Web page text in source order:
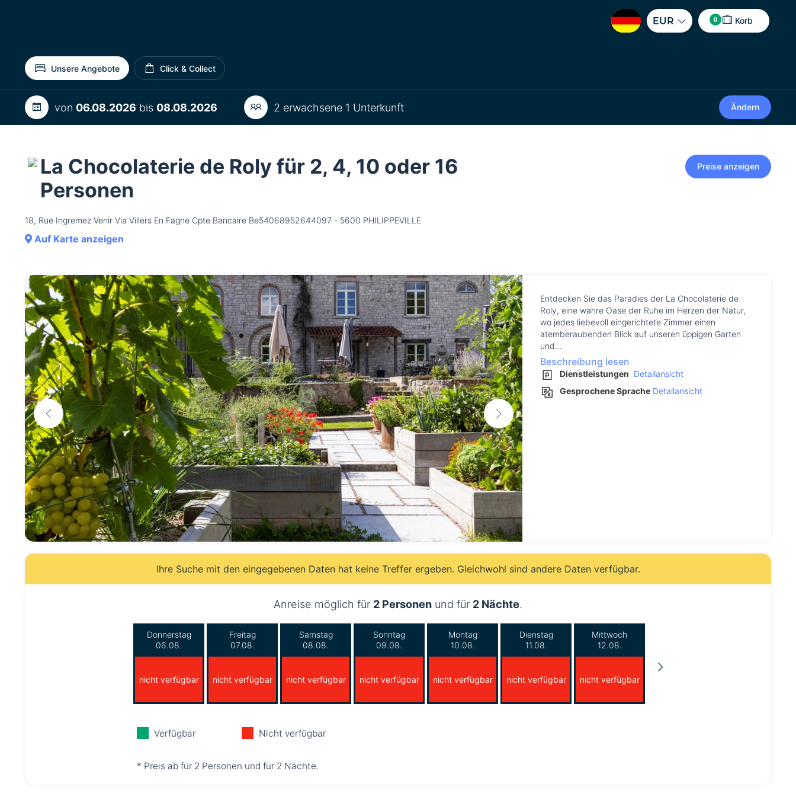
EUR 0 Korb
Unsere Angebote Click & Collect
von 06.08.2026 bis 08.08.2026 2 erwachsene 1 Unterkunft Ändern
La Chocolaterie de Roly für 2, 4, 10 oder 16
Personen
18, Rue Ingremez Venir Via Villers En Fagne Cpte Bancaire Be54068952644097 - 5600 PHILIPPEVILLE
Auf Karte anzeigen
Preise anzeigen
Entdecken Sie das Paradies der La Chocolaterie de
Roly, eine wahre Oase der Ruhe im Herzen der Natur,
wo jedes liebevoll eingerichtete Zimmer einen
atemberaubenden Blick auf unseren üppigen Garten
und...
Beschreibung lesen
Dienstleistungen Detailansicht
Gesprochene Sprache Detailansicht
Ihre Suche mit den eingegebenen Daten hat keine Treffer ergeben. Gleichwohl sind andere Daten verfügbar.
Anreise möglich für 2 Personen und für 2 Nächte.
Donnerstag
06.08.
nicht verfügbar
Freitag
07.08.
nicht verfügbar
Samstag
08.08.
nicht verfügbar
Sonntag
09.08.
nicht verfügbar
Montag
10.08.
nicht verfügbar
Dienstag
11.08.
nicht verfügbar
Mittwoch
12.08.
nicht verfügbar
Verfügbar Nicht verfügbar
* Preis ab für 2 Personen und für 2 Nächte.